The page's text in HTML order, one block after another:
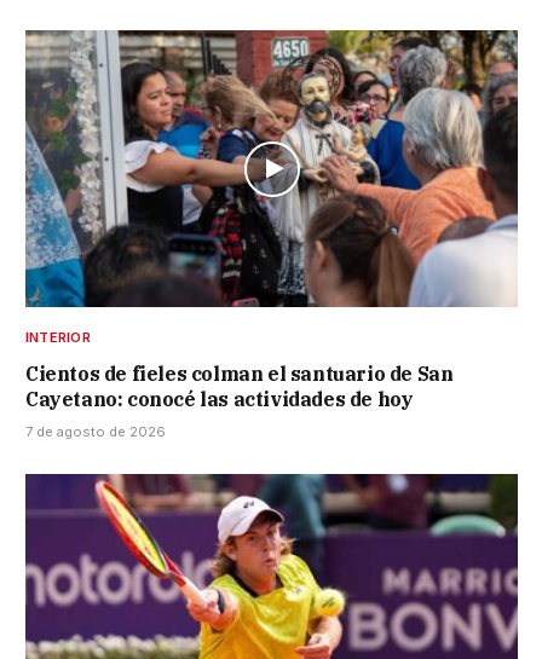
INTERIOR
Cientos de fieles colman el santuario de San
Cayetano: conocé las actividades de hoy
7 de agosto de 2026